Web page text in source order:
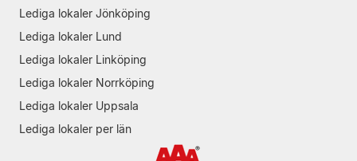
Lediga lokaler Jönköping
Lediga lokaler Lund
Lediga lokaler Linköping
Lediga lokaler Norrköping
Lediga lokaler Uppsala
Lediga lokaler per län